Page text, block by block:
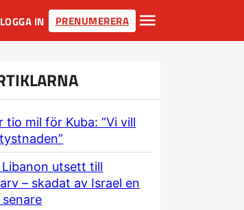
LOGGA IN PRENUMERERA
tio mil för Kuba: ”Vi vill
utsett till
– skadat av Israel en